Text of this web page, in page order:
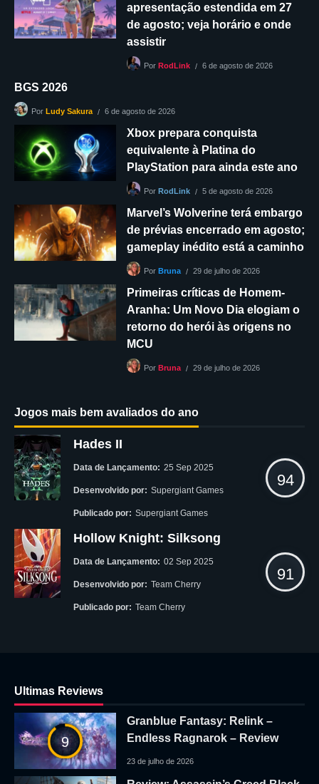
apresentação estendida em 27
de agosto; veja horário e onde
assistir
Por RodLink 6 de agosto de 2026
BGS 2026
Por Ludy Sakura 6 de agosto de 2026
Xbox prepara conquista
equivalente à Platina do
PlayStation para ainda este ano
Por RodLink 5 de agosto de 2026
Marvel’s Wolverine terá embargo
de prévias encerrado em agosto;
gameplay inédito está a caminho
Por Bruna 29 de julho de 2026
Primeiras críticas de Homem-
Aranha: Um Novo Dia elogiam o
retorno do herói às origens no
MCU
Por Bruna 29 de julho de 2026
Jogos mais bem avaliados do ano
Hades II
Data de Lançamento: 25 Sep 2025
Desenvolvido por: Supergiant Games
Publicado por: Supergiant Games
94
Hollow Knight: Silksong
Data de Lançamento: 02 Sep 2025
Desenvolvido por: Team Cherry
Publicado por: Team Cherry
91
Ultimas Reviews
9
Granblue Fantasy: Relink –
Endless Ragnarok – Review
23 de julho de 2026